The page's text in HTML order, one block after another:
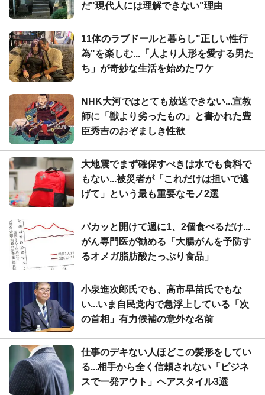
だ"現代人には理解できない"理由
11体のラブドールと暮らし"正しい性行
為"を楽しむ...「人より人形を愛する男た
ち」が奇妙な生活を始めたワケ
NHK大河ではとても放送できない...宣教
師に「獣より劣ったもの」と書かれた豊
臣秀吉のおぞましき性欲
大地震でまず確保すべきは水でも食料で
もない...被災者が「これだけは担いで逃
げて」という最も重要なモノ2選
パカッと開けて週に1、2個食べるだけ...
がん専門医が勧める「大腸がんを予防す
るオメガ脂肪酸たっぷり食品」
小泉進次郎氏でも、高市早苗氏でもな
い...いま自民党内で急浮上している「次
の首相」有力候補の意外な名前
仕事のデキない人ほどこの髪形をしてい
る...相手から全く信頼されない「ビジネ
スで一発アウト」ヘアスタイル3選